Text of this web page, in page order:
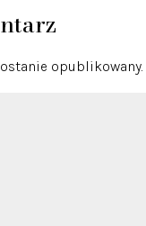
opublikowany.